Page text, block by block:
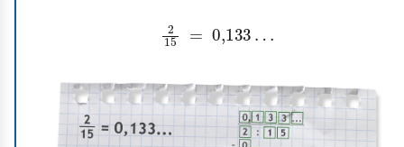
2 0,133